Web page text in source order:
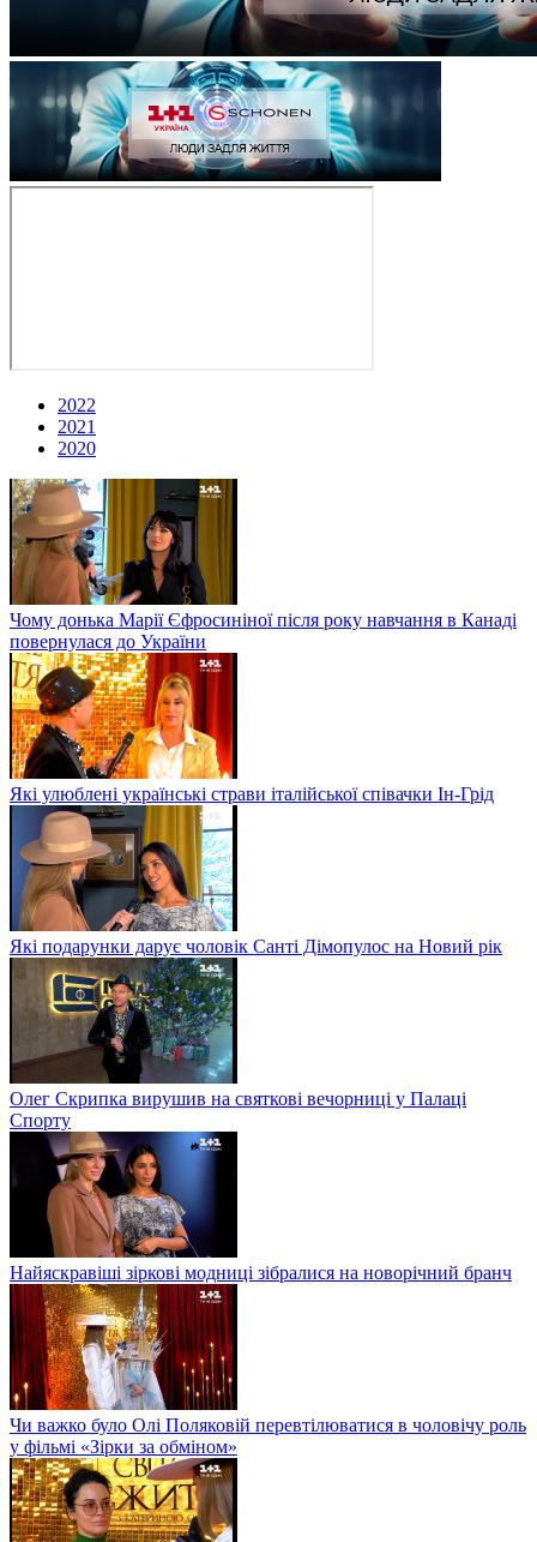
2022
2021
2020
Чому донька Марії Єфросиніної після року навчання в Канаді
повернулася до України
Які улюблені українські страви італійської співачки Ін-Грід
Які подарунки дарує чоловік Санті Дімопулос на Новий рік
Олег Скрипка вирушив на святкові вечорниці у Палаці
Спорту
Найяскравіші зіркові модниці зібралися на новорічний бранч
Чи важко було Олі Поляковій перевтілюватися в чоловічу роль
у фільмі «Зірки за обміном»